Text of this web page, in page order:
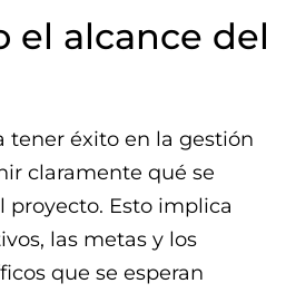
el alcance del
tener éxito en la gestión
claramente qué se
proyecto. Esto implica
las metas y los
que se esperan